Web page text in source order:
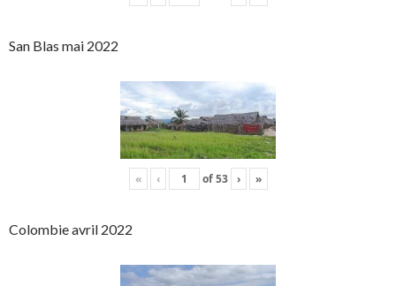
San Blas mai 2022
« ‹ of53 › »
Colombie avril 2022